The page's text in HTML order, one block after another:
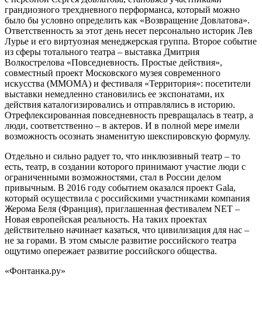
грандиозного трехдневного перформанса, который можно
было бы условно определить как «Возвращение Довлатова».
Ответственность за этот день несет персонально историк Лев
Лурье и его виртуозная менеджерская группа. Второе событие
из сферы тотального театра – выставка Дмитрия
Волкострелова «Повседневность. Простые действия»,
совместный проект Московского музея современного
искусства (ММОМА) и фестиваля «Территория»: посетители
выставки немедленно становились ее экспонатами, их
действия каталогизировались и отправлялись в историю.
Отрефлексированная повседневность превращалась в театр, а
люди, соответственно – в актеров. И в полной мере имели
возможность осознать знаменитую шекспировскую формулу.
Отдельно и сильно радует то, что инклюзивный театр – то
есть, театр, в создании которого принимают участие люди с
ограниченными возможностями, стал в России делом
привычным. В 2016 году событием оказался проект Galа,
который осуществила с российскими участниками компания
Жерома Беля (Франция), приглашенная фестивалем NET –
Новая европейская реальность. На таких проектах
действительно начинает казаться, что цивилизация для нас –
не за горами. В этом смысле развитие российского театра
ощутимо опережает развитие российского общества.
«Фонтанка.ру»